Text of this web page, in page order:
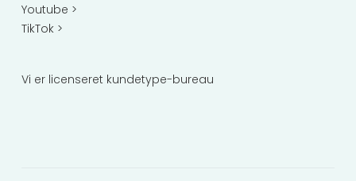
Youtube >
TikTok >
Vi er licenseret kundetype-bureau